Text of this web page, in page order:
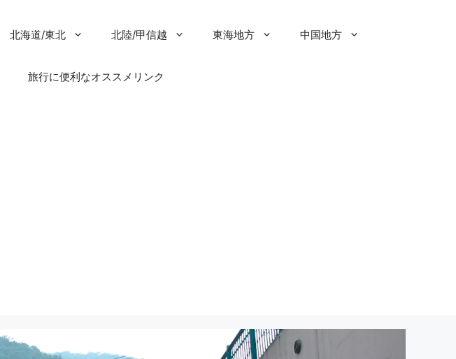
北海道/東北 北陸/甲信越 東海地方 中国地方
旅行に便利なオススメリンク